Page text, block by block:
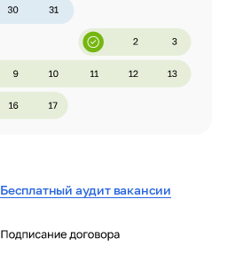
Бесплатный аудит вакансии